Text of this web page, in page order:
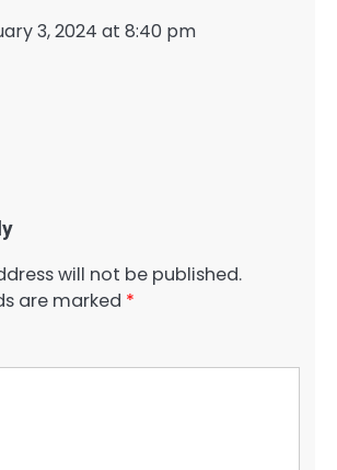
3, 2024 at 8:40 pm
will not be published.
are marked *